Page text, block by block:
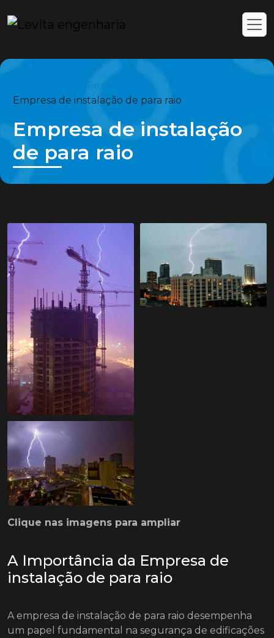
Informações
Empresa de instalação de para raio
Empresa de instalação
de para raio
Clique nas imagens para ampliar
A Importância da Empresa de
instalação de para raio
A empresa de instalação de para raio desempenha
um papel fundamental na segurança de edificações